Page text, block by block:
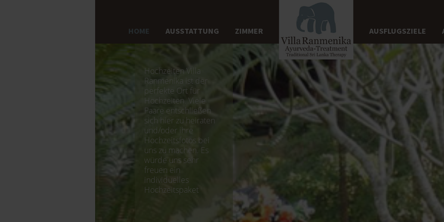
HOME AUSSTATTUNG ZIMMER AUSFLUGSZIELE
Hochzeiten Villa
Ranmenika ist der
perfekte Ort für
Hochzeiten. Viele
Paare entschließen
sich hier zu heiraten
und/oder ihre
Hochzeitsfotos bei
uns zu machen. Es
würde uns sehr
freuen ein
individuelles
Hochzeitspaket